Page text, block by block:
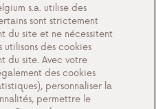
s.a. utilise des
sont strictement
du site et ne nécessitent
utilisons des cookies
du site. Avec votre
des cookies
personnaliser la
permettre le